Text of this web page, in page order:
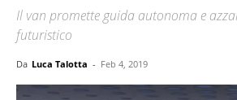
Il van promette guida autonoma e
futuristico
Da Luca Talotta - Feb 4, 2019